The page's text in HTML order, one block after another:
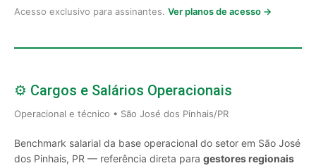
Acesso exclusivo para assinantes. Ver planos de acesso →
⚙️ Cargos e Salários Operacionais
Operacional e técnico • São José dos Pinhais/PR
Benchmark salarial da base operacional do setor em São José
dos Pinhais, PR — referência direta para gestores regionais